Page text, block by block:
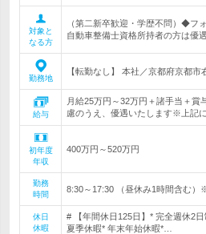
対象と
なる方
（第二新卒歓迎・学歴不問）◆フ
自動車整備士資格所持者の方は優
勤務地
【転勤なし】 本社／京都府京都
給与
月給25万円～32万円＋諸手当＋
慮のうえ、優遇いたします※上記
初年度
年収
400万円～520万円
勤務
時間
8:30～17:30 （昼休み1時間含む
休日
休暇
# 【年間休日125日】* 完全週休2
夏季休暇* 年末年始休暇*…